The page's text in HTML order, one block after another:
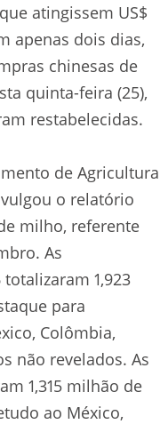
atingissem US$
apenas dois dias,
chinesas de
quinta-feira (25),
restabelecidas.
de Agricultura
o relatório
milho, referente
As
1,923
para
Colômbia,
não revelados. As
1,315 milhão de
ao México,